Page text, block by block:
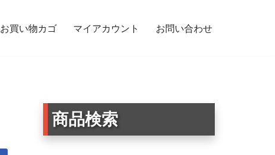
お買い物カゴ マイアカウント お問い合わせ
商品検索